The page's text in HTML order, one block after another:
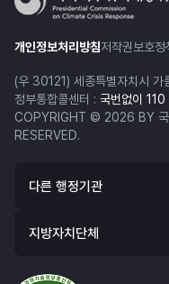
개인정보처리방침저작권보호정
(우 30121) 세종특별자치시
정부통합콜센터 : 국번없이 110
COPYRIGHT © 2026 BY 국
RESERVED.
다른 행정기관
지방자치단체